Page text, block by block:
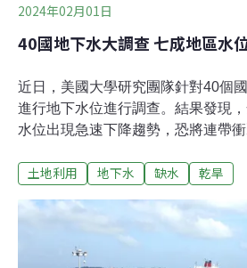
2024年02月01日
40國地下水大調查 七成地區水
近日，美國大學研究團隊針對40個
進行地下水位進行調查。結果發現
水位出現急速下降趨勢，恐將連帶
家地下水水位的變化，有望能讓科
響。20年內71％地區的地下水位呈
地下水，就是存在於可滲透的岩體
裂縫中的水資源。而地下水，對許
土地利用 地下水 缺水 乾旱